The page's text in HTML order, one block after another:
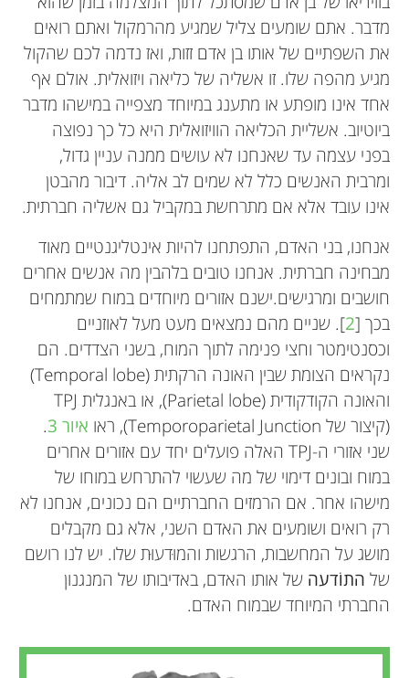
אני פרופסור לחקר המוח באוניברסיטת פרינסטון וגם
נובליסט (סופר שכותב רומנים) ומלחין. אני מתעניין
כיצד המוח, שהוא למעשה אוסף של תאים שמעבירים
מידע ביניהם, מסוגל להגיע למסקנה המרהיבה שיש לו
חוויה פנימית מוּדעת.
אני תלמיד כיתה ב' בעיר Piedmont שבקליפורניה,
ארצות הברית. אני אוהב לקרוא, לשחק בלגו, לראות
טלוויזיה (כשההורים שלי מרשים לי), לאכול ולישון!
המאכל הבריא האהוב עליי הוא אתיופי – "דורו טיבס"
(Doro Tibs, מנה של חזה עוף בנוסח אתיופי).
המאכלים הלא בריאים האהובים עליי הם עוגות,
ממתקים ושוקולדים. הנושאים האהובים עליי בבית
הספר הם מתמטיקה ומדע (ומדעי המחשב). נכון
לעכשיו, הספרים האהובים עליי הם הארי פוטר ופרסי
ג'קסון. כשאגדל אני רוצה להיות ממציא מפורסם!
מדבר. אתם שומעים צליל שמגיע מהרמקול ואתם רואים
את השפתיים של אותו בן אדם זזות, ואז נדמה לכם שהקול
מגיע מהפה שלו. זו אשליה של כליאה ויזואלית. אולם אף
אחד אינו מופתע או מתענג במיוחד מצפייה במישהו מדבר
ביוטיוב. אשליית הכליאה הוויזואלית היא כל כך נפוצה
בפני עצמה עד שאנחנו לא עושים ממנה עניין גדול,
ומרבית האנשים כלל לא שמים לב אליה. דיבור מהבטן
אינו עובד אלא אם מתרחשת במקביל גם אשליה חברתית.
אנחנו, בני האדם, התפתחנו להיות אינטליגנטיים מאוד
מבחינה חברתית. אנחנו טובים בלהבין מה אנשים אחרים
חושבים ומרגישים.ישנם אזורים מיוחדים במוח שמתמחים
בכך [2]. שניים מהם נמצאים מעט מעל לאוזניים
וכסנטימטר וחצי פנימה לתוך המוח, בשני הצדדים. הם
נקראים הצומת שבין האונה הרקתית (Temporal lobe)
והאונה הקודקודית (Parietal lobe), או באנגלית TPJ
(קיצור של Temporoparietal Junction), ראו
איור 3
.
שני אזורי ה-TPJ האלה פועלים יחד עם אזורים אחרים
במוח ובונים דימוי של מה שעשוי להתרחש במוחו של
מישהו אחר. אם הרמזים החברתיים הם נכונים, אנחנו לא
רק רואים ושומעים את האדם השני, אלא גם מקבלים
מושג על המחשבות, הרגשות והמוּדעוּת שלו. יש לנו רושם
של התוֹדעה של אותו האדם, באדיבותו של המנגנון
החברתי המיוחד שבמוח האדם.